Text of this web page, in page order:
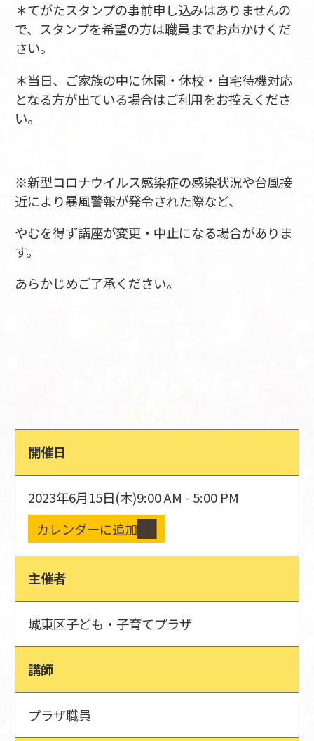
＊てがたスタンプの事前申し込みはありませんの
で、スタンプを希望の方は職員までお声かけくだ
さい。
＊当日、ご家族の中に休園・休校・自宅待機対応
となる方が出ている場合はご利用をお控えくださ
い。
※新型コロナウイルス感染症の感染状況や台風接
近により暴風警報が発令された際など、
やむを得ず講座が変更・中止になる場合がありま
す。
あらかじめご了承ください。
開催日
2023年6月15日(木)9:00 AM - 5:00 PM
カレンダーに追加
主催者
城東区子ども・子育てプラザ
講師
プラザ職員